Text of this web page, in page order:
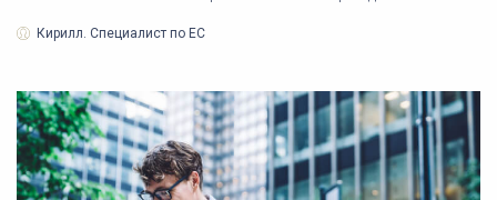
Кирилл. Специалист по ЕС